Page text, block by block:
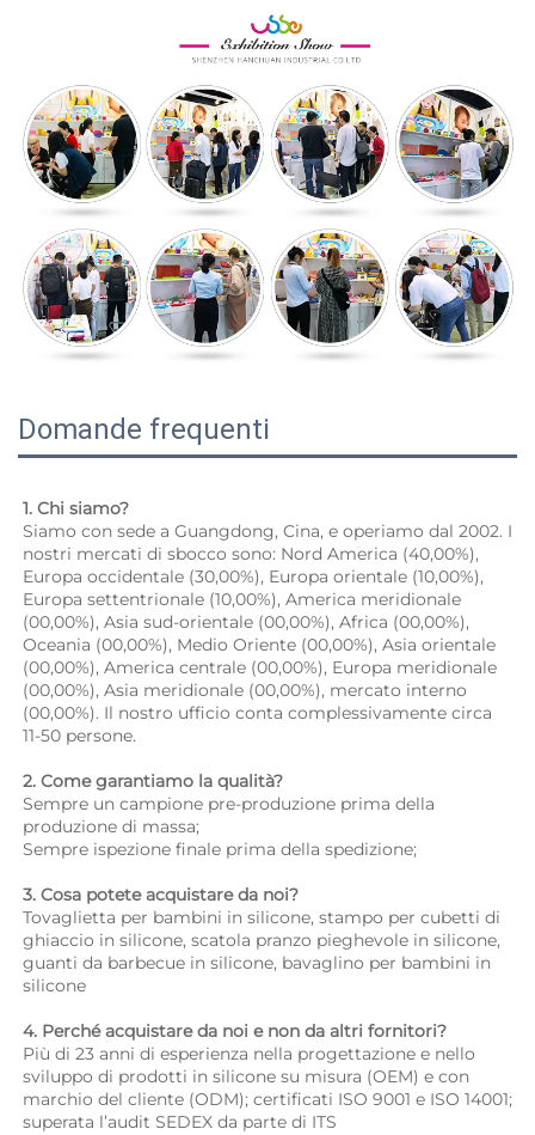
Domande frequenti
1. Chi siamo?
Siamo con sede a Guangdong, Cina, e operiamo dal 2002. I
nostri mercati di sbocco sono: Nord America (40,00%),
Europa occidentale (30,00%), Europa orientale (10,00%),
Europa settentrionale (10,00%), America meridionale
(00,00%), Asia sud-orientale (00,00%), Africa (00,00%),
Oceania (00,00%), Medio Oriente (00,00%), Asia orientale
(00,00%), America centrale (00,00%), Europa meridionale
(00,00%), Asia meridionale (00,00%), mercato interno
(00,00%). Il nostro ufficio conta complessivamente circa
11-50 persone.
2. Come garantiamo la qualità?
Sempre un campione pre-produzione prima della
produzione di massa;
Sempre ispezione finale prima della spedizione;
3. Cosa potete acquistare da noi?
Tovaglietta per bambini in silicone, stampo per cubetti di
ghiaccio in silicone, scatola pranzo pieghevole in silicone,
guanti da barbecue in silicone, bavaglino per bambini in
silicone
4. Perché acquistare da noi e non da altri fornitori?
Più di 23 anni di esperienza nella progettazione e nello
sviluppo di prodotti in silicone su misura (OEM) e con
marchio del cliente (ODM); certificati ISO 9001 e ISO 14001;
superata l’audit SEDEX da parte di ITS